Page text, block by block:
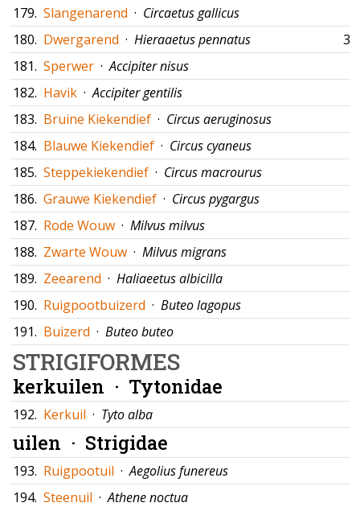
179. Slangenarend · Circaetus gallicus
180. Dwergarend · Hieraaetus pennatus
181. Sperwer ·Accipiter nisus
182. Havik ·Accipiter gentilis
183. Bruine Kiekendief · Circus aeruginosus
184. Blauwe Kiekendief · Circus cyaneus
185. Steppekiekendief · Circus macrourus
186. Grauwe Kiekendief · Circus pygargus
187. Rode Wouw · Milvus milvus
188. Zwarte Wouw · Milvus migrans
189. Zeearend · Haliaeetus albicilla
190. Ruigpootbuizerd · Buteo lagopus
191. Buizerd · Buteo buteo
STRIGIFORMES
kerkuilen · Tytonidae
192. Kerkuil · Tyto alba
uilen · Strigidae
193. Ruigpootuil ·Aegolius funereus
194. Steenuil ·Athene noctua